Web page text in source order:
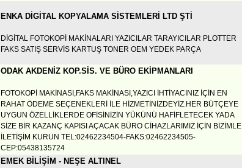
ENKA DİGİTAL KOPYALAMA SİSTEMLERİ LTD ŞTİ
DİGİTAL FOTOKOPİ MAKİNALARI YAZICILAR TARAYICILAR PLOTTER
FAKS SATIŞ SERVİS KARTUŞ TONER OEM YEDEK PARÇA
ODAK AKDENİZ KOP.SİS. VE BÜRO EKİPMANLARI
FOTOKOPİ MAKİNASI,FAKS MAKİNASI,YAZICI İHTİYACINIZ İÇİN EN
RAHAT ÖDEME SEÇENEKLERİ İLE HİZMETİNİZDEYİZ.HER BÜTÇEYE
UYGUN ÖZELLİKLERDE OFİSİNİZİN YÜKÜNÜ HAFİFLETECEK YADA
SİZE BİR KAZANÇ KAPISI AÇACAK BÜRO CİHAZLARIMIZ İÇİN BİZİMLE
İLETİŞİM KURUN TEL:02462234504-FAKS:02462234505-
CEP:05438135724
EMEK BİLİŞİM - NEŞE ALTINEL